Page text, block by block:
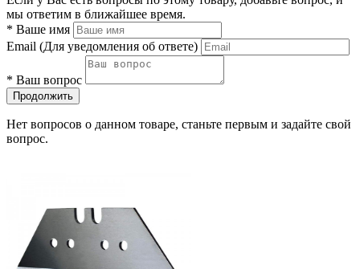
мы ответим в ближайшее время.
* Ваше имя
Email (Для уведомления об ответе)
* Ваш вопрос
Продолжить
Нет вопросов о данном товаре, станьте первым и задайте свой
вопрос.